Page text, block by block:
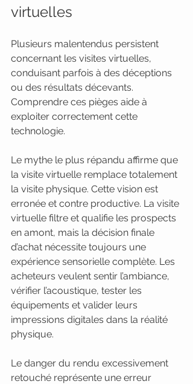
virtuelles
Plusieurs malentendus persistent
concernant les visites virtuelles,
conduisant parfois à des déceptions
ou des résultats décevants.
Comprendre ces pièges aide à
exploiter correctement cette
technologie.
Le mythe le plus répandu affirme que
la visite virtuelle remplace totalement
la visite physique. Cette vision est
erronée et contre productive. La visite
virtuelle filtre et qualifie les prospects
en amont, mais la décision finale
d’achat nécessite toujours une
expérience sensorielle complète. Les
acheteurs veulent sentir l’ambiance,
vérifier l’acoustique, tester les
équipements et valider leurs
impressions digitales dans la réalité
physique.
Le danger du rendu excessivement
retouché représente une erreur